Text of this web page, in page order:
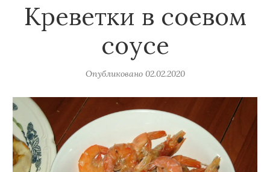
Креветки в соевом
соусе
Опубликовано 02.02.2020